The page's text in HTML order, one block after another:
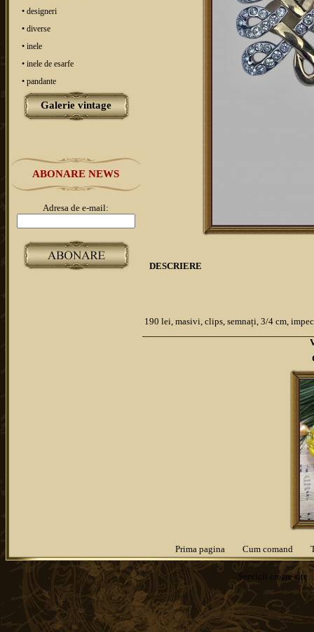
• designeri
• diverse
• inele
• inele de esarfe
• pandante
Galerie vintage
ABONARE NEWS
Adresa de e-mail:
DESCRIERE
190 lei, masivi, clips, semnați, 3/4 cm,
Prima pagina Cum comand
Servicii creare site